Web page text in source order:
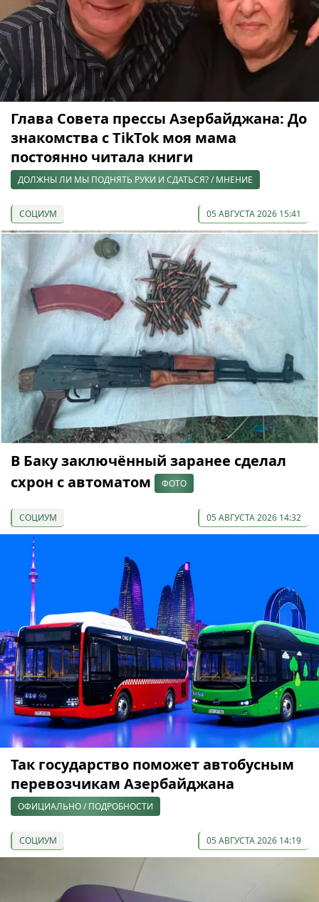
Глава Совета прессы Азербайджана: До
знакомства с TikTok моя мама
постоянно читала книги
ДОЛЖНЫ ЛИ МЫ ПОДНЯТЬ РУКИ И СДАТЬСЯ? / МНЕНИЕ
СОЦИУМ 05 АВГУСТА 2026 15:41
В Баку заключённый заранее сделал
схрон с автоматом
ФОТО
СОЦИУМ 05 АВГУСТА 2026 14:32
Так государство поможет автобусным
перевозчикам Азербайджана
ОФИЦИАЛЬНО / ПОДРОБНОСТИ
СОЦИУМ 05 АВГУСТА 2026 14:19